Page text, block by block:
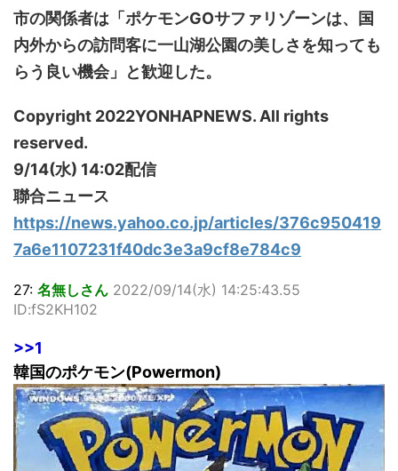
市の関係者は「ポケモンGOサファリゾーンは、国
内外からの訪問客に一山湖公園の美しさを知っても
らう良い機会」と歓迎した。
Copyright 2022YONHAPNEWS. All rights
reserved.
9/14(水) 14:02配信
聯合ニュース
https://news.yahoo.co.jp/articles/376c950419
7a6e1107231f40dc3e3a9cf8e784c9
27: 名無しさん 2022/09/14(水) 14:25:43.55
ID:fS2KH102
>>1
韓国のポケモン(Powermon)